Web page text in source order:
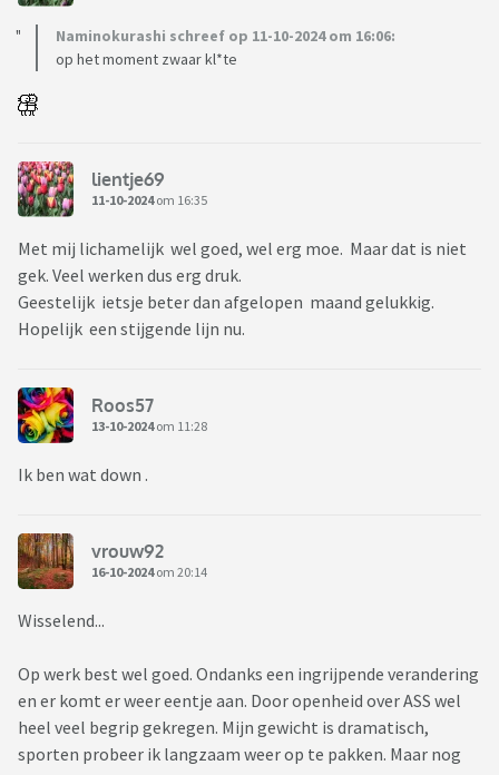
Naminokurashi schreef op 11-10-2024 om 16:06:
op het moment zwaar kl*te
lientje69
11-10-2024om 16:35
Met mij lichamelijk wel goed, wel erg moe. Maar dat is niet
gek. Veel werken dus erg druk.
Geestelijk ietsje beter dan afgelopen maand gelukkig.
Hopelijk een stijgende lijn nu.
Roos57
13-10-2024om 11:28
Ik ben wat down .
vrouw92
16-10-2024om 20:14
Wisselend...
Op werk best wel goed. Ondanks een ingrijpende verandering
en er komt er weer eentje aan. Door openheid over ASS wel
heel veel begrip gekregen. Mijn gewicht is dramatisch,
sporten probeer ik langzaam weer op te pakken. Maar nog